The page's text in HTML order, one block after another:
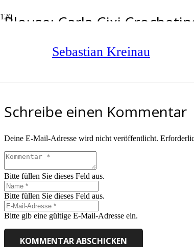
Sebastian Kreinau
Blouse: Carla Cixi
Leggins: Antiform
Schreibe einen Kommentar
Deine E-Mail-Adresse wird nicht veröffentlicht.
Bitte füllen Sie dieses Feld aus.
Bitte füllen Sie dieses Feld aus.
Bitte gib eine gültige E-Mail-Adresse ein.
KOMMENTAR ABSCHICKEN